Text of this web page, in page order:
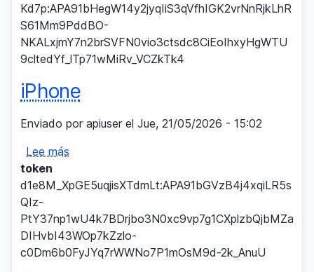
Pro
Kd7p:APA91bHegW14y2jyqIiS3qVfhIGK2vrNnRjkLhR
S61Mm9PddBO-
NKALxjmY7n2brSVFN0vio3ctsdc8CiEoIhxyHgWTU
9cltedYf_lTp71wMiRv_VCZkTk4
iPhone
Enviado por apiuserel Jue, 21/05/2026 - 15:02
Lee más
token
d1e8M_XpGE5uqjisXTdmLt:APA91bGVzB4j4xqiLR5s
QIz-
PtY37np1wU4k7BDrjbo3N0xc9vp7g1CXplzbQjbMZa
DIHvbI43WOp7kZzlo-
c0Dm6b0FyJYq7rWWNo7P1mOsM9d-2k_AnuU